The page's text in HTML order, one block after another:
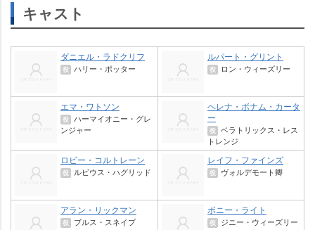
キャスト
ダニエル・ラドクリフ
役 ハリー・ポッター
ルパート・グリント
役 ロン・ウィーズリー
エマ・ワトソン
役 ハーマイオニー・グレ
ンジャー
ヘレナ・ボナム・カータ
ー
役 ベラトリックス・レス
トレンジ
ロビー・コルトレーン
役 ルビウス・ハグリッド
レイフ・ファインズ
役 ヴォルデモート卿
アラン・リックマン
役 ブルス・スネイプ
ボニー・ライト
役 ジニー・ウィーズリー